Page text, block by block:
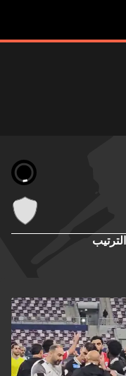
الترتيب